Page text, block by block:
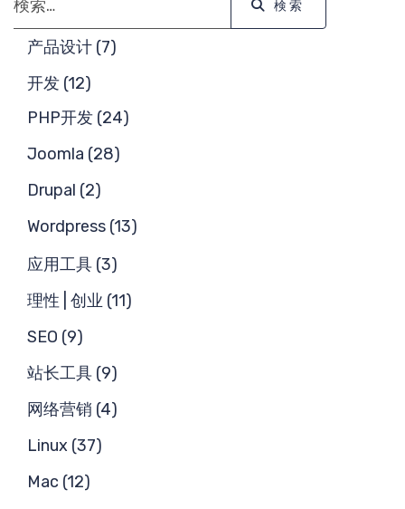
検索
产品设计 (7)
开发 (12)
PHP开发 (24)
Joomla (28)
Drupal (2)
Wordpress (13)
应用工具 (3)
理性 | 创业 (11)
SEO (9)
站长工具 (9)
网络营销 (4)
Linux (37)
Mac (12)